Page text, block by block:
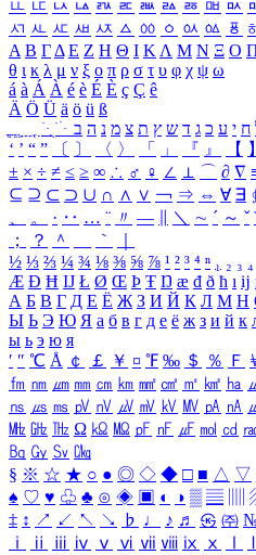
ㅥ ㅦ ㅧ ㅨ ㅩ ㅪ ㅫ ㅬ ㅭ ㅮ ㅯ
ㅺ ㅻ ㅼ ㅽ ㅾ ㅿ ㆀ ㆁ ㆂ ㆃ ㆄ
Α Β ΓΔ Ε Ζ Η Θ Ι ΚΛ Μ Ν Ξ Ο
θ ι κ λ μ ν ξ ο π ρ σ τ υ φ χ ψ ω
á à Á À é è É È ç Ç ê
Ä Ö Ü ä ö ü ß
ִֶֹ ֻּ ׁׂ ח י ע כ ג ד ש ץ ת צ מ נ ה ב
‘ ’ “ ” 〔 〕 〈 〉 「 」 『 』 【 】
± × ÷ ≠ ≤ ≥ ∞ ∴ ♂ ♀ ∠ ⊥ ⌒ ∂ ∇
⊆ ⊇ ⊂ ⊃ ∪ ∩ ∧ ∨ ￢ ⇒ ⇔ ∀ ∃
、
。 · ‥ … ¨ 〃 ― ＼ ∼ ´ ～ ˇ
；
？ ＾ ｀
½ ⅓ ⅔ ¼ ¾ ⅛ ⅜ ⅝ ⅞ ¹ ² ³ ⁴ ⁿ ₁ ₂ ₃ ₄
Æ Ð Ħ Ĳ Ł Ø Œ Þ Ŧ Ŋ æ đ ð ħ ı ĳ
А Б В Г Д Е Ё Ж З И Й К Л М Н
Ы Ь Э Ю Я а б в г д е ё ж з и й к
ы ь э ю я
′ ″ ℃ Å ￠ ￡ ￥ ¤ ℉ ‰ ＄ ％ Ｆ
㎙ ㎚ ㎛ ㎜ ㎝ ㎞ ㎟ ㎠ ㎡ ㎢ ㏊
㎱ ㎲ ㎳ ㎴ ㎵ ㎶ ㎷ ㎸ ㎹ ㎀ ㎁
㎒ ㎓ ㎔ Ω ㏀ ㏁ ㎊ ㎋ ㎌ ㏖ ㏅
㏃ ㏉ ㏜ ㏆
§ ※ ☆ ★ ○ ● ◎ ◇ ◆ □ ■ △ ▽
♠ ♡ ♥ ♧ ♣ ⊙ ◈ ▣ ◐ ◑ ▒ ▤
‡ ↕ ↗ ↙ ↖ ↘ ♭ ♩ ♪ ♬ ㉿ ㈜
ⅰ
ⅱ ⅲ ⅳ ⅴ ⅵ ⅶ ⅷ ⅸ ⅹ